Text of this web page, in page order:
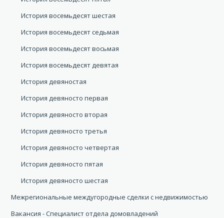
История восемьдесят шестая
История восемьдесят седьмая
История восемьдесят восьмая
История восемьдесят девятая
История девяностая
История девяносто первая
История девяносто вторая
История девяносто третья
История девяносто четвертая
История девяносто пятая
История девяносто шестая
Межрегиональные междугородные сделки с недвижимостью
Вакансия - Специалист отдела домовладений